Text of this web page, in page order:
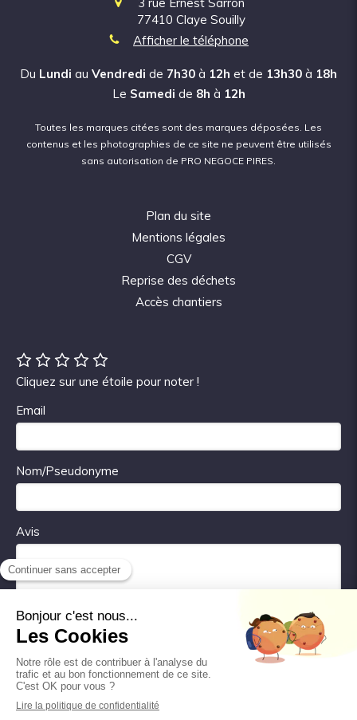
77410 Claye Souilly
Afficher le téléphone
Du Lundi au Vendredi de 7h30 à 12h et de 13h30 à 18h
Le Samedi de 8h à 12h
Toutes les marques citées sont des marques déposées. Les
contenus et les photographies de ce site ne peuvent être utilisés
sans autorisation de PRO NEGOCE PIRES.
Plan du site
Mentions légales
CGV
Reprise des déchets
Accès chantiers
Cliquez sur une étoile pour noter !
Email
Nom/Pseudonyme
Avis
Valider